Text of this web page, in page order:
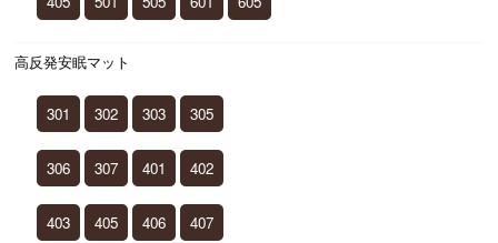
高反発安眠マット
301 302 303 305
306 307 401 402
403 405 406 407